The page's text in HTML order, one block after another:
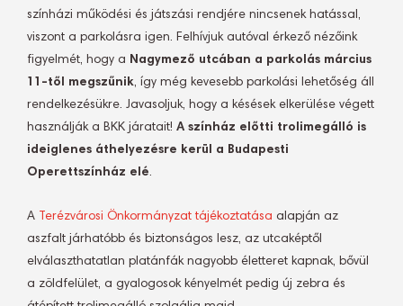
színházi működési és játszási rendjére nincsenek hatással,
viszont a parkolásra igen. Felhívjuk autóval érkező nézőink
figyelmét, hogy a Nagymező utcában a parkolás március
11-től megszűnik, így még kevesebb parkolási lehetőség áll
rendelkezésükre. Javasoljuk, hogy a késések elkerülése végett
használják a BKK járatait! A színház előtti trolimegálló is
ideiglenes áthelyezésre kerül a Budapesti
Operettszínház elé.
A Terézvárosi Önkormányzat tájékoztatása alapján az
aszfalt járhatóbb és biztonságos lesz, az utcaképtől
elválaszthatatlan platánfák nagyobb életteret kapnak, bővül
a zöldfelület, a gyalogosok kényelmét pedig új zebra és